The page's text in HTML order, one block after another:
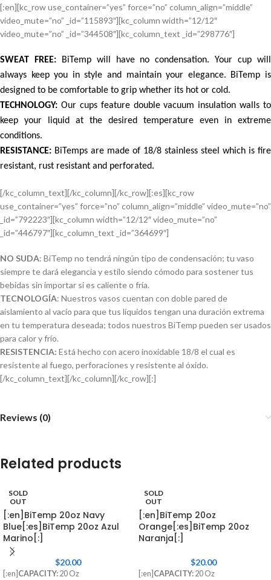
[:en][kc_row use_container=”yes” force=”no” column_align=”middle”
video_mute=”no” _id=”115893″][kc_column width=”12/12″
video_mute=”no” _id=”344508″][kc_column_text _id=”298776″]
SWEAT FREE:BiTemp will have no condensation. Your cup will
always keep you in style and maintain your elegance. BiTemp is
designed to be comfortable to grip whether its hot or cold.
TECHNOLOGY: Our cups feature double vacuum insulation walls to
keep your liquid at the desired temperature even in extreme
conditions.
RESISTANCE: BiTemps are made of 18/8 stainless steel which is fire
resistant, rust resistant and perforated.
[/kc_column_text][/kc_column][/kc_row][:es][kc_row
use_container=”yes” force=”no” column_align=”middle” video_mute=”no”
_id=”792223″][kc_column width=”12/12″ video_mute=”no”
_id=”446797″][kc_column_text _id=”364699″]
NO SUDA: BiTemp no tendrá ningún tipo de condensación; tu vaso
siempre te dará elegancia y estilo siendo cómodo para sostener tus
bebidas sin importar si es caliente o fría.
TECNOLOGÍA: Nuestros vasos cuentan con doble pared de
aislamiento al vacío para que tus líquidos tengan una duración extrema
en tu temperatura deseada; todos nuestros BiTemp pueden ser usados
para calor y frío.
RESISTENCIA: Está hecho con acero inoxidable 18/8 el cual es
resistente al fuego, perforaciones y resistente al óxido.
[/kc_column_text][/kc_column][/kc_row][:]
Reviews (0)
Related products
SOLD
OUT
[:en]BiTemp 20oz Navy
Blue[:es]BiTemp 20oz Azul
Marino[:]
$20.00
[:en] CAPACITY: 20 Oz
SOLD
OUT
[:en]BiTemp 20oz
Orange[:es]BiTemp 20oz
Naranja[:]
$20.00
[:en] CAPACITY: 20 Oz